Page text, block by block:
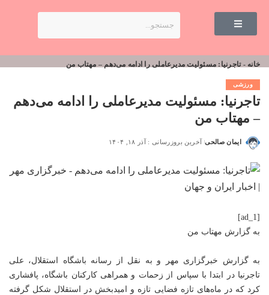
خانه -تاجرنیا: مسئولیت مدیرعاملی را ادامه می‌دهم – مهتاب من
ورزشی
تاجرنیا: مسئولیت مدیرعاملی را ادامه می‌دهم
– مهتاب من
ایمان صالحی آخرین بروزرسانی : آذر ۱۸, ۱۴۰۴
[ad_1]
به گزارش مهتاب من
به گزارش خبرگزاری مهر و به نقل از رسانه باشگاه استقلال، علی
تاجرنیا در ابتدا با سپاس از زحمات و همراهی کارکنان باشگاه، پافشاری
کرد که در ماه‌های تازه فضایی تازه و امیدبخش در استقلال شکل گرفته